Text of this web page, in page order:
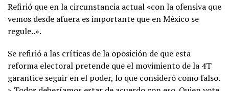
Refirió que en la circunstancia actual «con la ofensiva que
vemos desde afuera es importante que en México se
regule..».
Se refirió a las críticas de la oposición de que esta
reforma electoral pretende que el movimiento de la 4T
garantice seguir en el poder, lo que consideró como falso.